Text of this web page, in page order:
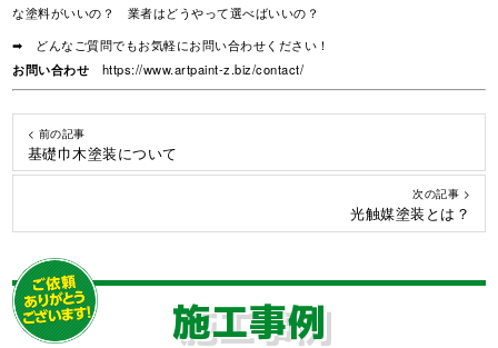
な塗料がいいの？ 業者はどうやって選べばいいの？
➡ どんなご質問でもお気軽にお問い合わせください！
お問い合わせ
https://www.artpaint-z.biz/contact/
< 前の記事
基礎巾木塗装について
次の記事 >
光触媒塗装とは？
施工事例